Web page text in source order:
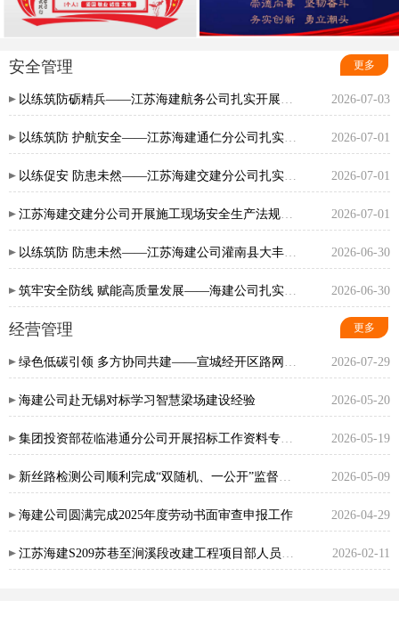
安全管理 更多
以练筑防砺精兵——江苏海建航务公司扎实开展“安全生产月”应急演练 2026-07-03
以练筑防 护航安全——江苏海建通仁分公司扎实开展叉车伤害事故应急处置演练 2026-07-01
以练促安 防患未然——江苏海建交建分公司扎实开展车辆突发事件应急演练 2026-07-01
江苏海建交建分公司开展施工现场安全生产法规宣贯暨安全例会活动 2026-07-01
以练筑防 防患未然——江苏海建公司灌南县大丰渡口撤渡建桥工程开展高处坠落应急演练 2026-06-30
筑牢安全防线 赋能高质量发展——海建公司扎实开展安全生产“六化”建设专题宣讲 2026-06-30
经营管理 更多
绿色低碳引领 多方协同共建——宣城经开区路网建设项目三期（一标段）顺利召开第一次 2026-07-29
海建公司赴无锡对标学习智慧梁场建设经验 2026-05-20
集团投资部莅临港通分公司开展招标工作资料专项检查 2026-05-19
新丝路检测公司顺利完成“双随机、一公开”监督检查及整改工作 2026-05-09
海建公司圆满完成2025年度劳动书面审查申报工作 2026-04-29
江苏海建S209苏巷至涧溪段改建工程项目部人员参加明光市交通局春节期间重要会议 2026-02-11